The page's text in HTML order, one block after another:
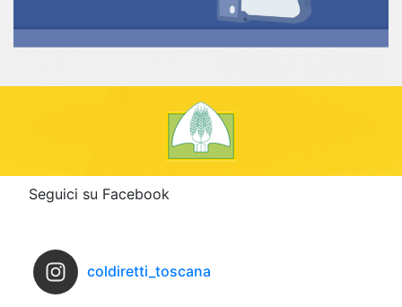
Seguici su Facebook
coldiretti_toscana